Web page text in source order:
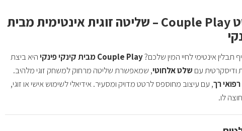
ביצת רטט Couple Play – שליטה זוגית אינטימית מבית
תבלין אינטימי לחיי המין שלכם?Couple Play מבית קינקי פינקי
היא ביצת
ודיסקרטית עם שלט אלחוטי, שמאפשרת שליטה מרחוק למשחק זוגי מלהיב.
רפואי רך, עם עיצוב מחוספס לרטט מדויק ומסעיר. אידיאלי לשימוש אישי או זוגי,
לו.